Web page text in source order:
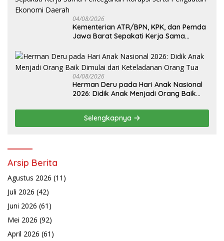
04/08/2026
Kementerian ATR/BPN, KPK, dan Pemda
Jawa Barat Sepakati Kerja Sama
Ekonomi Daerah
04/08/2026
Herman Deru pada Hari Anak Nasional
2026: Didik Anak Menjadi Orang Baik
Selengkapnya
Arsip Berita
Agustus 2026 (11)
Juli 2026 (42)
Juni 2026 (61)
Mei 2026 (92)
April 2026 (61)